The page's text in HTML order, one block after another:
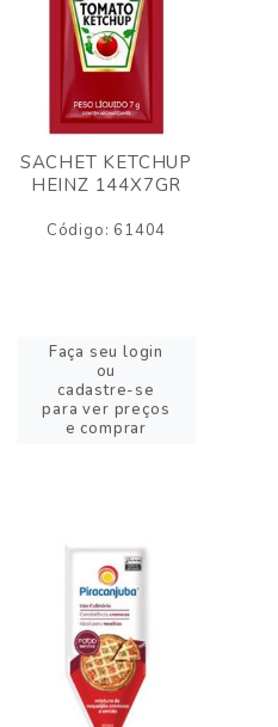
SACHET KETCHUP
HEINZ 144X7GR
Código: 61404
Faça seu login
ou
cadastre-se
para ver preços
e comprar